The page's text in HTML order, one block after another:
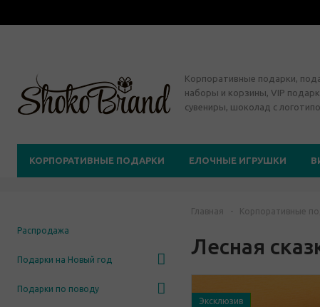
Корпоративные подарки,
наборы и корзины, VIP
сувениры, шоколад с
КОРПОРАТИВНЫЕ ПОДАРКИ ЕЛОЧНЫЕ ИГРУШКИ
Распродажа
Подарки на Новый год
Подарки по поводу
Главная - Корпоративные
Лесная
Эксклюзив